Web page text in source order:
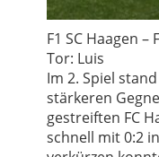
F1 SC Haagen –
Tor: Luis
Im 2. Spiel
stärkeren
gestreiften FC
schnell mit 0:2